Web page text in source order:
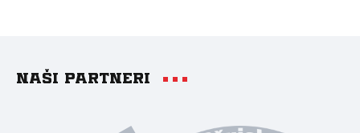
Naši partneri